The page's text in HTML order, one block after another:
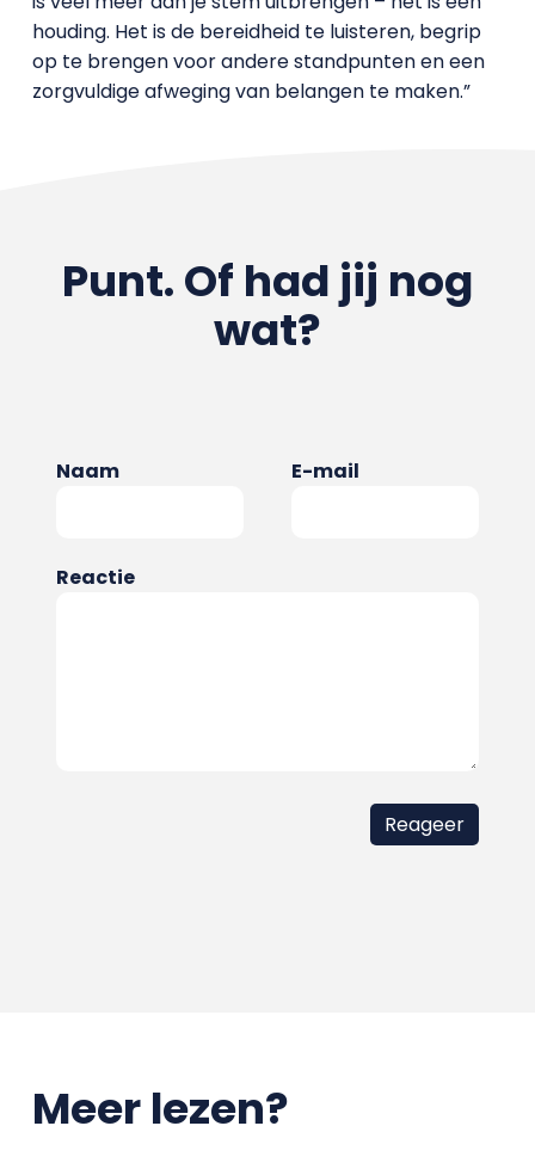
houding. Het is de bereidheid te luisteren, begrip
op te brengen voor andere standpunten en een
zorgvuldige afweging van belangen te maken.”
Punt. Of had jij nog
wat?
Naam E-mail
Reactie
Meer lezen?